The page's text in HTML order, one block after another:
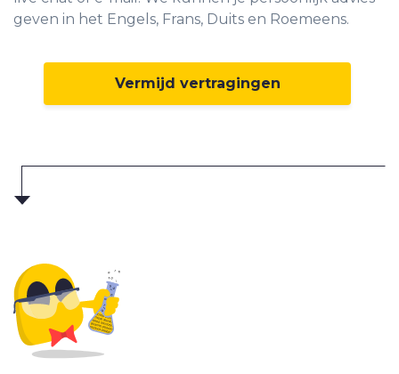
geven in het Engels, Frans, Duits en Roemeens.
Vermijd vertragingen